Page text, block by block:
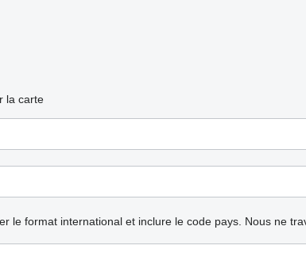
la carte
le format international et inclure le code pays. Nous ne